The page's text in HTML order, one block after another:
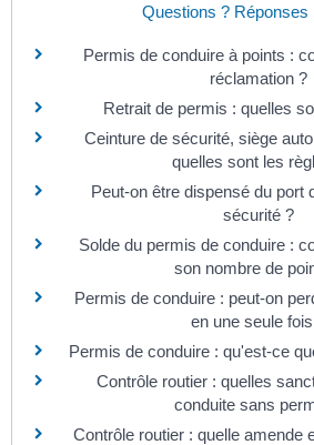
Questions ? Réponses
Permis de conduire à points :
réclamation ?
Retrait de permis : quelles
Ceinture de sécurité, siège
quelles sont les
Peut-on être dispensé du port
sécurité ?
Solde du permis de conduire :
son nombre de
Permis de conduire : peut-on
en une seule
Permis de conduire : qu'est-ce
Contrôle routier : quelles
conduite sans
Contrôle routier : quelle amende